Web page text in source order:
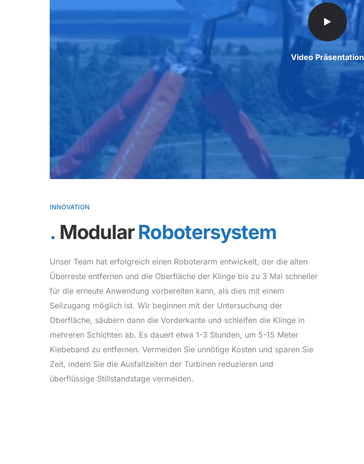
Video Präsentation
INNOVATION
ModularRobotersystem
Unser Team hat erfolgreich einen Roboterarm entwickelt, der die alten
Überreste entfernen und die Oberfläche der Klinge bis zu 3 Mal schneller
für die erneute Anwendung vorbereiten kann, als dies mit einem
Seilzugang möglich ist. Wir beginnen mit der Untersuchung der
Oberfläche, säubern dann die Vorderkante und schleifen die Klinge in
mehreren Schichten ab. Es dauert etwa 1-3 Stunden, um 5-15 Meter
Klebeband zu entfernen. Vermeiden Sie unnötige Kosten und sparen Sie
Zeit, indem Sie die Ausfallzeiten der Turbinen reduzieren und
überflüssige Stillstandstage vermeiden.